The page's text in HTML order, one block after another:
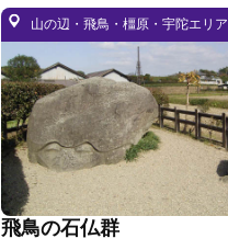
飛鳥の石仏群
山の辺・飛鳥・橿原・宇陀エリア